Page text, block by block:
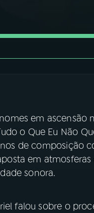
em ascensão
o Que Eu Não
de composição
em atmosferas
sonora.
falou sobre o